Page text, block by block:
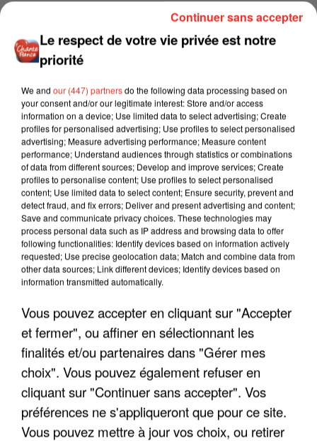
LES INTERVIEWS CHANTE
FRANCE
"JE SUIS À DISPOSITION DES
ENFOIRÉS"
Le respect de votre vie privée est notre
priorité
We and our (447) partnersdo the following data processing based on
your consent and/or our legitimate interest: Store and/or access
information on a device; Use limited data to select advertising; Create
profiles for personalised advertising; Use profiles to select personalised
advertising; Measure advertising performance; Measure content
performance; Understand audiences through statistics or combinations
of data from different sources; Develop and improve services; Create
profiles to personalise content; Use profiles to select personalised
content; Use limited data to select content; Ensure security, prevent and
detect fraud, and fix errors; Deliver and present advertising and content;
Save and communicate privacy choices. These technologies may
process personal data such as IP address and browsing data to offer
following functionalities: Identify devices based on information actively
requested; Use precise geolocation data; Match and combine data from
other data sources; Link different devices; Identify devices based on
information transmitted automatically.
Vous pouvez accepter en cliquant sur "Accepter
et fermer", ou affiner en sélectionnant les
finalités et/ou partenaires dans "Gérer mes
choix". Vous pouvez également refuser en
cliquant sur "Continuer sans accepter". Vos
préférences ne s'appliqueront que pour ce site.
Vous pouvez mettre à jour vos choix, ou retirer
Continuer sans accepter